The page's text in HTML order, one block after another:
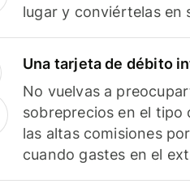
lugar y conviértelas en
Una tarjeta de débito
No vuelvas a
sobreprecios en el tipo
las altas comisiones
cuando gastes en el